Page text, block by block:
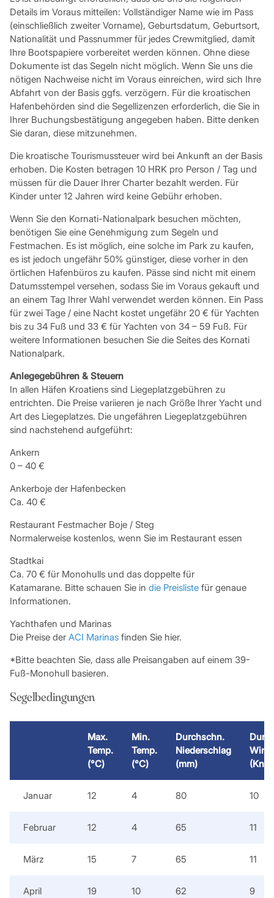
Details im Voraus mitteilen: Vollständiger Name wie im Pass
(einschließlich zweiter Vorname), Geburtsdatum, Geburtsort,
Nationalität und Passnummer für jedes Crewmitglied, damit
Ihre Bootspapiere vorbereitet werden können. Ohne diese
Dokumente ist das Segeln nicht möglich. Wenn Sie uns die
nötigen Nachweise nicht im Voraus einreichen, wird sich Ihre
Abfahrt von der Basis ggfs. verzögern. Für die kroatischen
Hafenbehörden sind die Segellizenzen erforderlich, die Sie in
Ihrer Buchungsbestätigung angegeben haben. Bitte denken
Sie daran, diese mitzunehmen.
Die kroatische Tourismussteuer wird bei Ankunft an der Basis
erhoben. Die Kosten betragen 10 HRK pro Person / Tag und
müssen für die Dauer Ihrer Charter bezahlt werden. Für
Kinder unter 12 Jahren wird keine Gebühr erhoben.
Wenn Sie den Kornati-Nationalpark besuchen möchten,
benötigen Sie eine Genehmigung zum Segeln und
Festmachen. Es ist möglich, eine solche im Park zu kaufen,
es ist jedoch ungefähr 50% günstiger, diese vorher in den
örtlichen Hafenbüros zu kaufen. Pässe sind nicht mit einem
Datumsstempel versehen, sodass Sie im Voraus gekauft und
an einem Tag Ihrer Wahl verwendet werden können. Ein Pass
für zwei Tage / eine Nacht kostet ungefähr 20 € für Yachten
bis zu 34 Fuß und 33 € für Yachten von 34 – 59 Fuß. Für
weitere Informationen besuchen Sie die Seites des Kornati
Nationalpark.
Anlegegebühren & Steuern
In allen Häfen Kroatiens sind Liegeplatzgebühren zu
entrichten. Die Preise variieren je nach Größe Ihrer Yacht und
Art des Liegeplatzes. Die ungefähren Liegeplatzgebühren
sind nachstehend aufgeführt:
Ankern
0 – 40 €
Ankerboje der Hafenbecken
Ca. 40 €
Restaurant Festmacher Boje / Steg
Normalerweise kostenlos, wenn Sie im Restaurant essen
Stadtkai
Ca. 70 € für Monohulls und das doppelte für
Katamarane. Bitte schauen Sie in die Preislistefür genaue
Informationen.
Yachthafen und Marinas
Die Preise der ACI Marinasfinden Sie hier.
*Bitte beachten Sie, dass alle Preisangaben auf einem 39-
Fuß-Monohull basieren.
Segelbedingungen
Max.
Temp.
(°C)
Min.
Temp.
(°C)
Durchschn.
Niederschlag
(mm)
Januar 12 4 80 10
Februar 12 4 65 11
März 15 7 65 11
April 19 10 62 9